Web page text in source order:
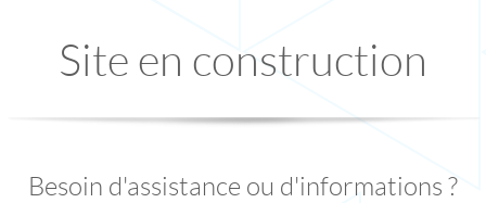
Site en construction
Besoin d'assistance ou d'informations ?